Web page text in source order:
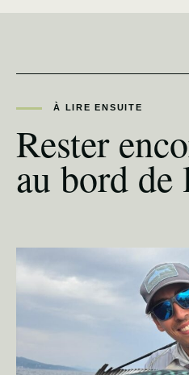
À LIRE ENSUITE
Rester
au bord de